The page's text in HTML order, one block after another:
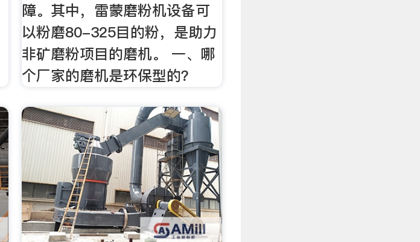
障。其中，雷蒙磨粉机设备可
以粉磨80-325目的粉，是助力
非矿磨粉项目的磨机。 一、哪
个厂家的磨机是环保型的？